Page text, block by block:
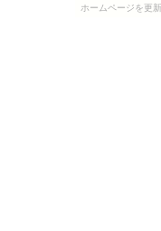
ホームページを更